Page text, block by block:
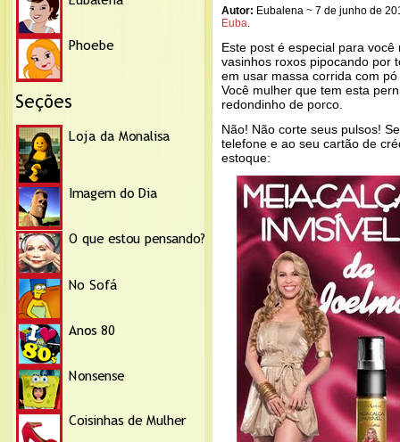
Autor: Eubalena ~ 7 de junho de
Euba.
Este post é especial para
vasinhos roxos pipocando por
em usar massa corrida com
Você mulher que tem esta
redondinho de porco.
Não! Não corte seus pulsos!
telefone e ao seu cartão de
estoque: